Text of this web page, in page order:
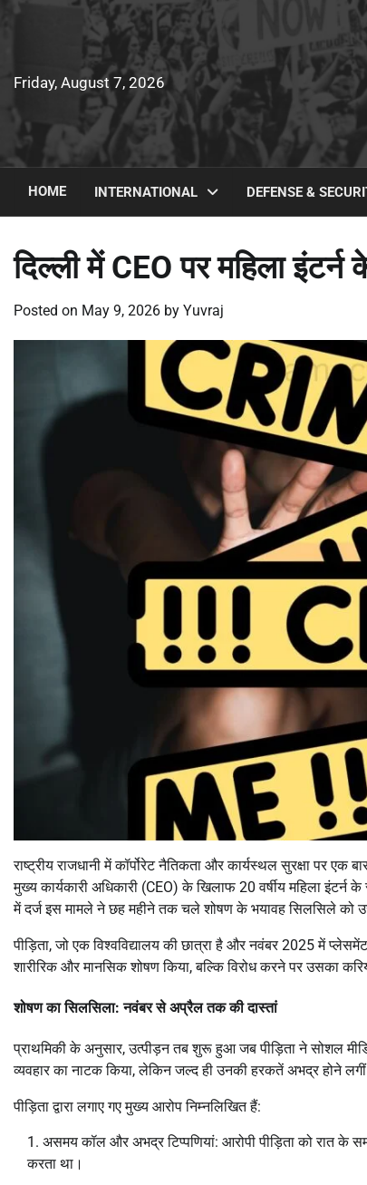
Friday, August 7, 2026
HOME INTERNATIONAL DEFENSE &
दिल्ली में CEO पर महिला
Posted on May 9, 2026 by Yuvraj
राष्ट्रीय राजधानी में कॉर्पोरेट नैतिकता और कार्यस्थल सुरक्षा पर
मुख्य कार्यकारी अधिकारी (CEO) के खिलाफ 20 वर्षीय महिला
में दर्ज इस मामले ने छह महीने तक चले शोषण के भयावह सिलसिले को
पीड़िता, जो एक विश्वविद्यालय की छात्रा है और नवंबर 2025 में
शारीरिक और मानसिक शोषण किया, बल्कि विरोध करने पर उसका
शोषण का सिलसिला: नवंबर से अप्रैल तक की दास्तां
प्राथमिकी के अनुसार, उत्पीड़न तब शुरू हुआ जब पीड़िता ने सोशल
व्यवहार का नाटक किया, लेकिन जल्द ही उनकी हरकतें अभद्र होने
पीड़िता द्वारा लगाए गए मुख्य आरोप निम्नलिखित हैं:
असमय कॉल और अभद्र टिप्पणियां: आरोपी पीड़िता को रात के
करता था।